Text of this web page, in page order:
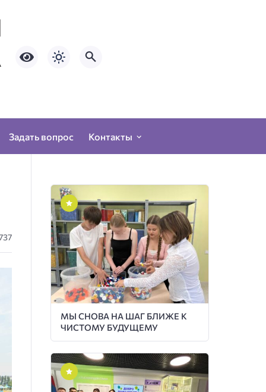
Задать вопрос Контакты
МЫ СНОВА НА ШАГ БЛИЖЕ К
ЧИСТОМУ БУДУЩЕМУ